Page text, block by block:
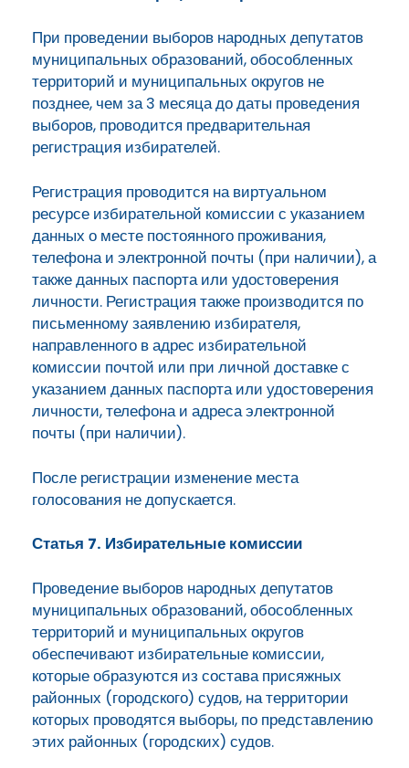
При проведении выборов народных депутатов
муниципальных образований, обособленных
территорий и муниципальных округов не
позднее, чем за 3 месяца до даты проведения
выборов, проводится предварительная
регистрация избирателей.
Регистрация проводится на виртуальном
ресурсе избирательной комиссии с указанием
данных о месте постоянного проживания,
телефона и электронной почты (при наличии), а
также данных паспорта или удостоверения
личности. Регистрация также производится по
письменному заявлению избирателя,
направленного в адрес избирательной
комиссии почтой или при личной доставке с
указанием данных паспорта или удостоверения
личности, телефона и адреса электронной
почты (при наличии).
После регистрации изменение места
голосования не допускается.
Статья 7. Избирательные комиссии
Проведение выборов народных депутатов
муниципальных образований, обособленных
территорий и муниципальных округов
обеспечивают избирательные комиссии,
которые образуются из состава присяжных
районных (городского) судов, на территории
которых проводятся выборы, по представлению
этих районных (городских) судов.